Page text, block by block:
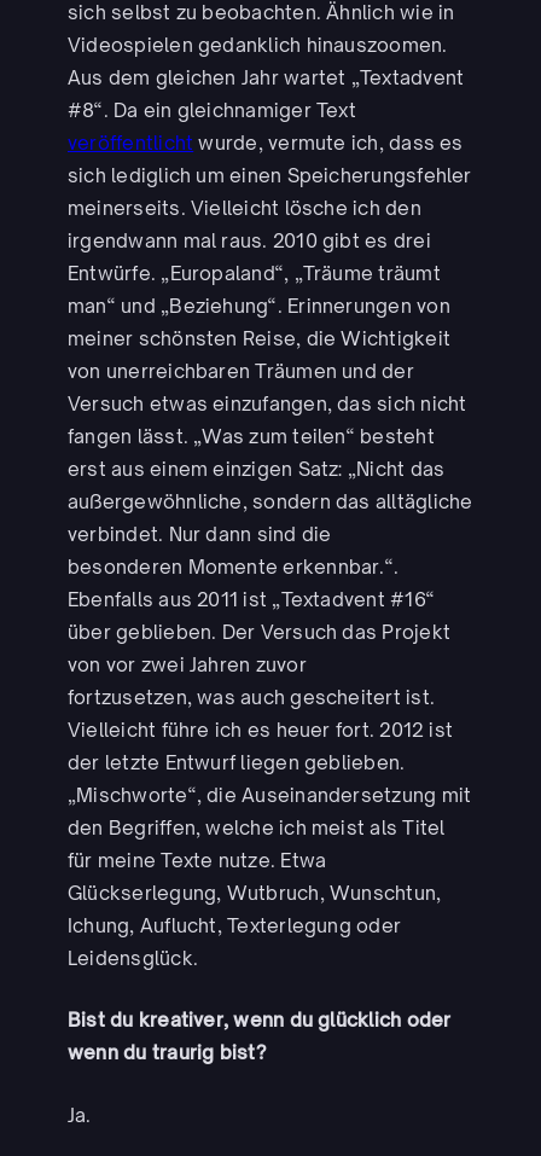
sich selbst zu beobachten. Ähnlich wie in
Videospielen gedanklich hinauszoomen.
Aus dem gleichen Jahr wartet „Textadvent
#8“. Da ein gleichnamiger Text
veröffentlicht wurde, vermute ich, dass es
sich lediglich um einen Speicherungsfehler
meinerseits. Vielleicht lösche ich den
irgendwann mal raus. 2010 gibt es drei
Entwürfe. „Europaland“, „Träume träumt
man“ und „Beziehung“. Erinnerungen von
meiner schönsten Reise, die Wichtigkeit
von unerreichbaren Träumen und der
Versuch etwas einzufangen, das sich nicht
fangen lässt. „Was zum teilen“ besteht
erst aus einem einzigen Satz: „Nicht das
außergewöhnliche, sondern das alltägliche
verbindet. Nur dann sind die
besonderen Momente erkennbar.“.
Ebenfalls aus 2011 ist „Textadvent #16“
über geblieben. Der Versuch das Projekt
von vor zwei Jahren zuvor
fortzusetzen, was auch gescheitert ist.
Vielleicht führe ich es heuer fort. 2012 ist
der letzte Entwurf liegen geblieben.
„Mischworte“, die Auseinandersetzung mit
den Begriffen, welche ich meist als Titel
für meine Texte nutze. Etwa
Glückserlegung, Wutbruch, Wunschtun,
Ichung, Auflucht, Texterlegung oder
Leidensglück.
Bist du kreativer, wenn du glücklich oder
wenn du traurig bist?
Ja.